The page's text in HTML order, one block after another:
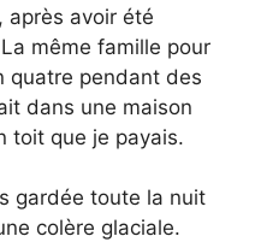
après avoir été
même famille pour
quatre pendant des
dans une maison
toit que je payais.
gardée toute la nuit
colère glaciale.